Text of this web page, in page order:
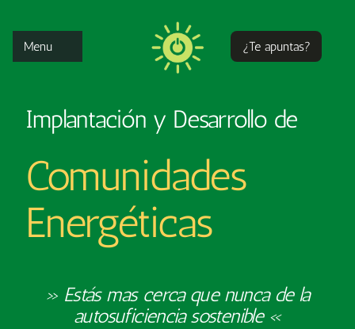
contenido
Menu
Inicio
Como
Por que
Contacto
¿Te apuntas?
Implantación y Desarrollo de
Comunidades
Energéticas
» Estás mas cerca que nunca de la
autosuficiencia sostenible «